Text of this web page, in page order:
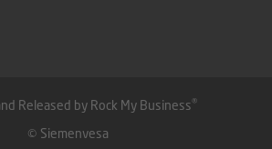
Released by Rock My Business®
© Siemenvesa